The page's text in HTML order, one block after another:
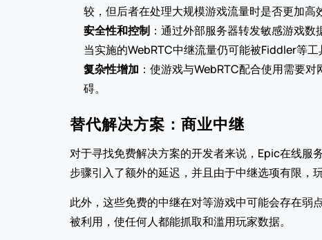
较，但后者在处理大规模游戏流量时是否更加高
安全性和控制：通过外部服务器转发敏感游戏数
当实施的WebRTC中继流量仍可能被Fiddler等工
复杂性增加 ：使游戏与WebRTC配合使用需要
碍。
替代解决方案：商业中继
对于寻找免费解决方案的开发者来说，Epic在线服
步骤引入了额外的延迟，并且由于中继选项有限，
此外，这些免费的中继在对等游戏中可能会存在弱
被利用，使任何人都能抓取和滥用玩家数据。